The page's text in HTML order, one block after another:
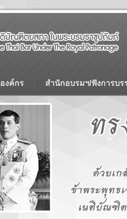
องค์กร สำนักอบรมฯ/ฟังการบร